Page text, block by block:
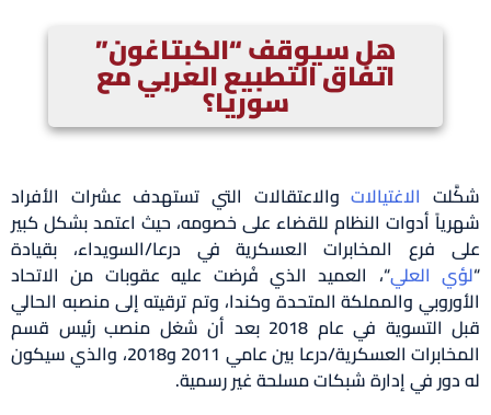
هل سيوقف “الكبتاغون”
اتفاق التطبيع العربي مع
سوريا؟
الاغتيالاتوالاعتقالات التي تستهدف عشرات الأفراد
أدوات النظام للقضاء على خصومه، حيث اعتمد بشكل كبير
فرع المخابرات العسكرية في درعا/السويداء، بقيادة
العلي“، العميد الذي فُرضت عليه عقوبات من الاتحاد
والمملكة المتحدة وكندا، وتم ترقيته إلى منصبه الحالي
قبل التسوية في عام 2018 بعد أن شغل منصب رئيس قسم
المخابرات العسكرية/درعا بين عامي 2011 و2018، والذي سيكون
في إدارة شبكات مسلحة غير رسمية.